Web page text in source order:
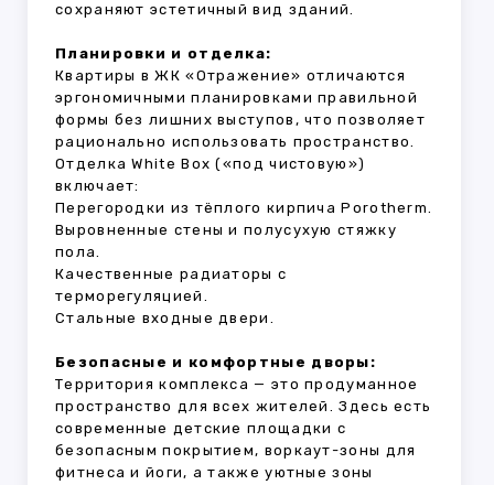
сохраняют эстетичный вид зданий.
Планировки и отделка:
Квартиры в ЖК «Отражение» отличаются
эргономичными планировками правильной
формы без лишних выступов, что позволяет
рационально использовать пространство.
Отделка White Box («под чистовую»)
включает:
Перегородки из тёплого кирпича Porotherm.
Выровненные стены и полусухую стяжку
пола.
Качественные радиаторы с
терморегуляцией.
Стальные входные двери.
Безопасные и комфортные дворы:
Территория комплекса — это продуманное
пространство для всех жителей. Здесь есть
современные детские площадки с
безопасным покрытием, воркаут-зоны для
фитнеса и йоги, а также уютные зоны